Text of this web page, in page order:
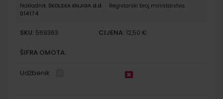
Nakladnik: ŠKOLSKA KNJIGA d.d.
Registarski broj ministarstva:
014174
SKU: 569363 CIJENA: 12,50 €
ŠIFRA OMOTA:
Udžbenik